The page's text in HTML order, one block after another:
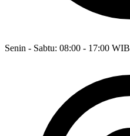
Senin - Sabtu: 08:00 - 17:00 WIB